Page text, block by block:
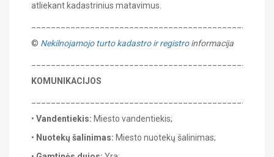
atliekant kadastrinius matavimus.
© Nekilnojamojo turto kadastro ir registroinformacija
KOMUNIKACIJOS
• Vandentiekis: Miesto vandentiekis;
• Nuotekų šalinimas: Miesto nuotekų šalinimas;